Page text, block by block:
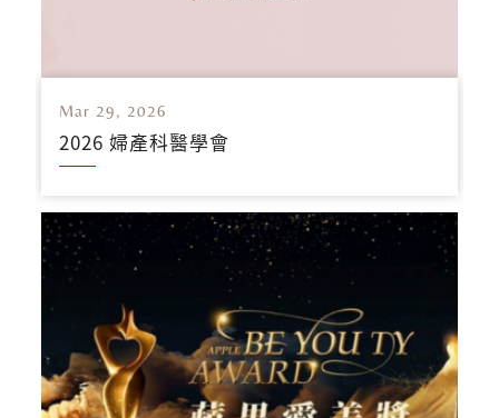
Mar 29, 2026
2026 婦產科醫學會